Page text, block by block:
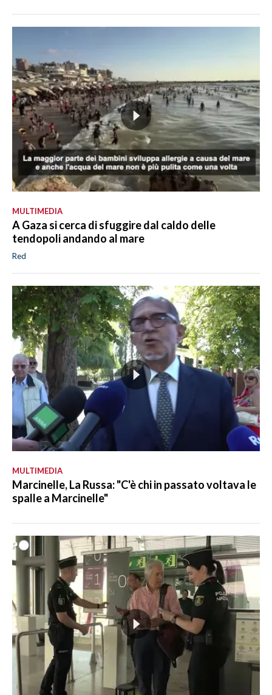
MULTIMEDIA
A Gaza si cerca di sfuggire dal caldo delle
tendopoli andando al mare
Red
MULTIMEDIA
Marcinelle, La Russa: "C'è chi in passato voltava le
spalle a Marcinelle"